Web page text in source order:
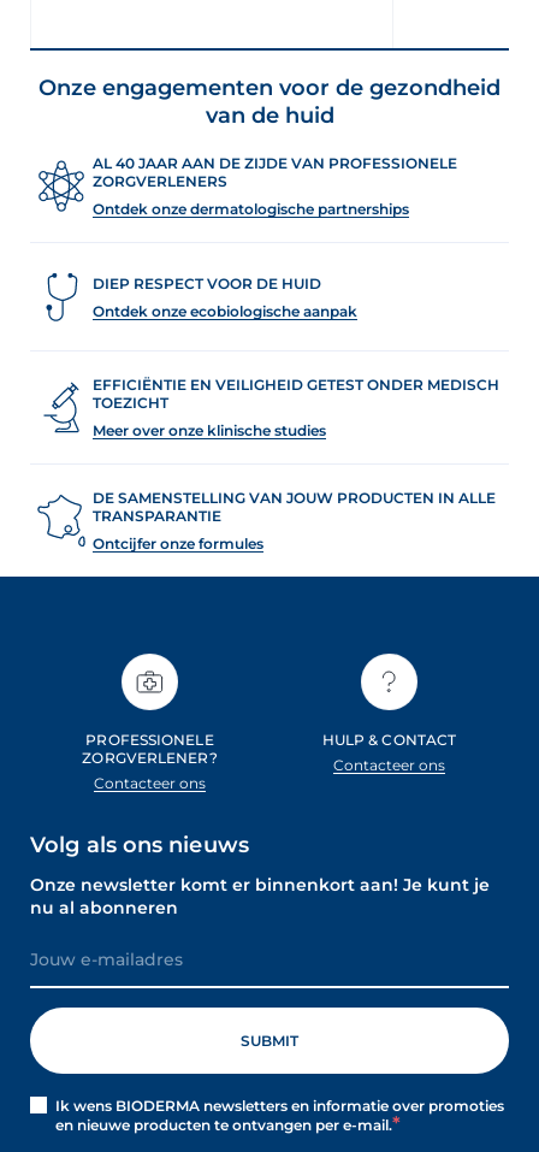
Onze engagementen voor de gezondheid
van de huid
AL 40 JAAR AAN DE ZIJDE VAN PROFESSIONELE
ZORGVERLENERS
Ontdek onze dermatologische partnerships
DIEP RESPECT VOOR DE HUID
Ontdek onze ecobiologische aanpak
EFFICIËNTIE EN VEILIGHEID GETEST ONDER MEDISCH
TOEZICHT
Meer over onze klinische studies
DE SAMENSTELLING VAN JOUW PRODUCTEN IN ALLE
TRANSPARANTIE
Ontcijfer onze formules
PROFESSIONELE
ZORGVERLENER?
Contacteer ons
HULP & CONTACT
Contacteer ons
Volg als ons nieuws
Onze newsletter komt er binnenkort aan! Je kunt je
nu al abonneren
Ik wens BIODERMA newsletters en informatie over promoties
en nieuwe producten te ontvangen per e-mail.